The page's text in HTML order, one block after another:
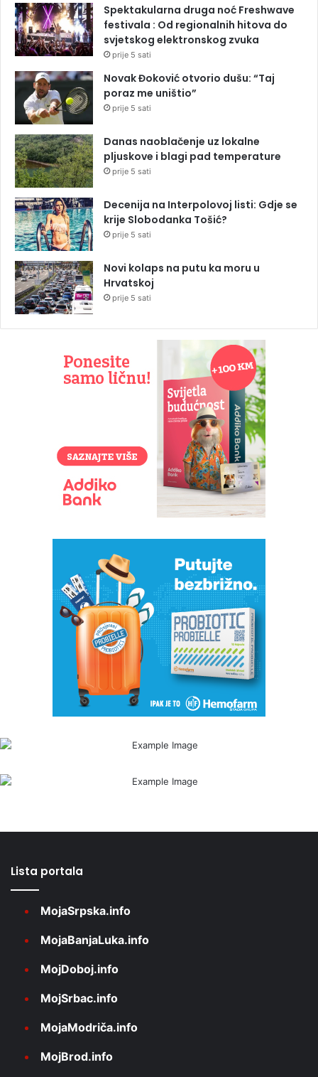
Spektakularna druga noć Freshwave
festivala : Od regionalnih hitova do
svjetskog elektronskog zvuka
prije 5 sati
Novak Đoković otvorio dušu: “Taj
poraz me uništio”
prije 5 sati
Danas naoblačenje uz lokalne
pljuskove i blagi pad temperature
prije 5 sati
Decenija na Interpolovoj listi: Gdje se
krije Slobodanka Tošić?
prije 5 sati
Novi kolaps na putu ka moru u
Hrvatskoj
prije 5 sati
Lista portala
MojaSrpska.info
MojaBanjaLuka.info
MojDoboj.info
MojSrbac.info
MojaModriča.info
MojBrod.info